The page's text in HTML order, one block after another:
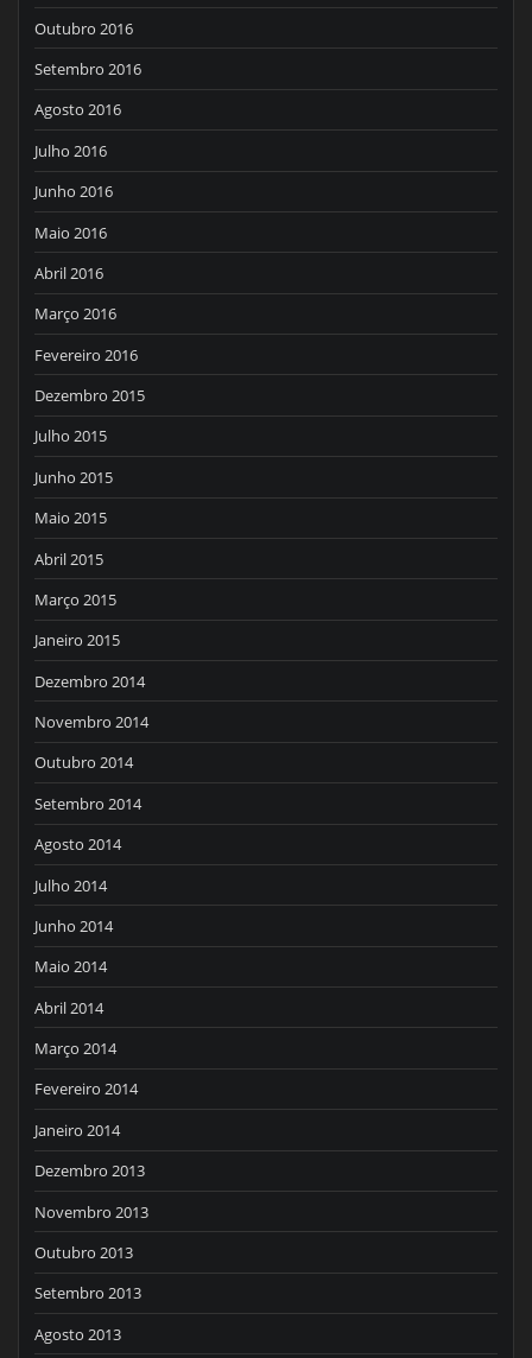
Outubro 2016
Setembro 2016
Agosto 2016
Julho 2016
Junho 2016
Maio 2016
Abril 2016
Março 2016
Fevereiro 2016
Dezembro 2015
Julho 2015
Junho 2015
Maio 2015
Abril 2015
Março 2015
Janeiro 2015
Dezembro 2014
Novembro 2014
Outubro 2014
Setembro 2014
Agosto 2014
Julho 2014
Junho 2014
Maio 2014
Abril 2014
Março 2014
Fevereiro 2014
Janeiro 2014
Dezembro 2013
Novembro 2013
Outubro 2013
Setembro 2013
Agosto 2013